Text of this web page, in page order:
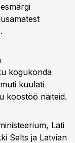
kogukonda
kuulati
koostöö näiteid.
Läti
Selts ja Latvian